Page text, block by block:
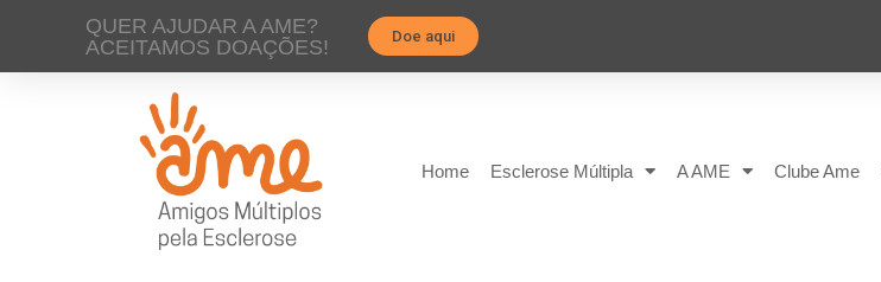
QUER AJUDAR A AME?
ACEITAMOS DOAÇÕES!
Doe aqui
Home Esclerose Múltipla A AME Clube Ame